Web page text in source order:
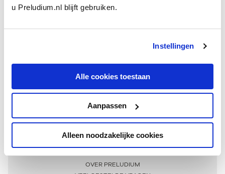
u Preludium.nl blijft gebruiken.
Instellingen
Alle cookies toestaan
Aanpassen
Alleen noodzakelijke cookies
Meer informatie
OVER PRELUDIUM